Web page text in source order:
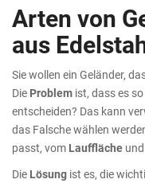
Arten von
aus
Sie wollen ein Geländer,
Die Problem ist, dass es
entscheiden? Das kann
das Falsche wählen
passt, vom Lauffläche und
Die Lösung ist es, die